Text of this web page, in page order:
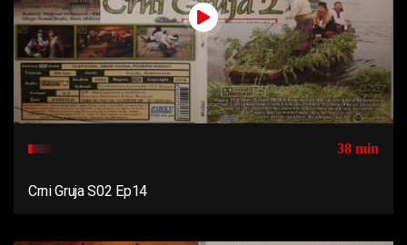
38 min
Crni Gruja S02 Ep14